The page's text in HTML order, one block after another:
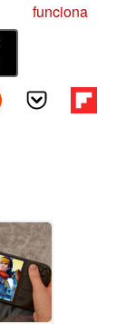
funciona